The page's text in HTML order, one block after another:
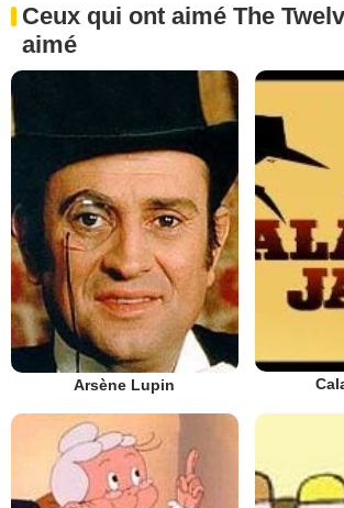
Ceux qui ont aimé The
aimé
Arsène Lupin